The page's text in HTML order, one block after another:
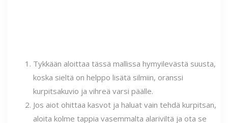
Tykkään aloittaa tässä mallissa hymyilevästä suusta,
koska sieltä on helppo lisätä silmiin, oranssi
kurpitsakuvio ja vihreä varsi päälle.
Jos aiot ohittaa kasvot ja haluat vain tehdä kurpitsan,
aloita kolme tappia vasemmalta alariviltä ja ota se